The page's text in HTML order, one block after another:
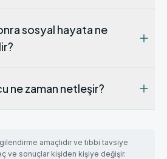
sosyal hayata ne
ne zaman netleşir?
amaçlıdır ve tıbbi tavsiye
ve sonuçlar kişiden kişiye değişir.